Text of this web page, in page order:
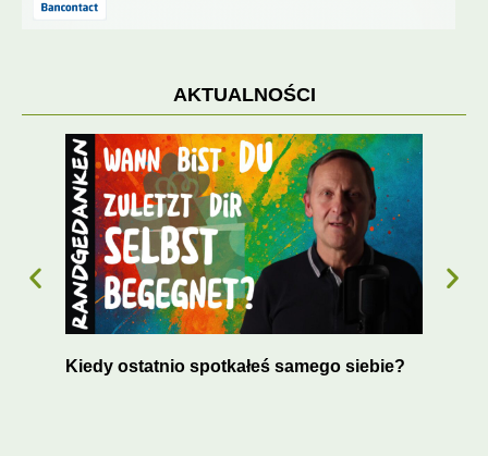
AKTUALNOŚCI
Kiedy ostatnio spotkałeś samego siebie?